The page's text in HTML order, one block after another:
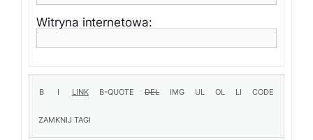
Witryna internetowa: